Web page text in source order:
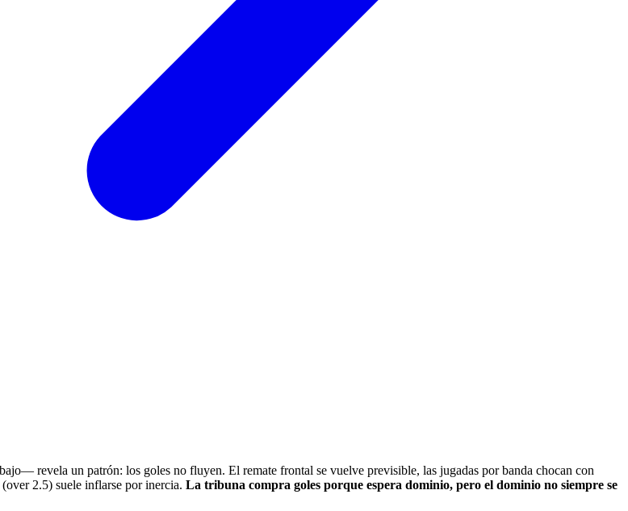
revela un patrón: los goles no fluyen. El remate frontal se vuelve previsible, las jugadas por banda chocan con
2.5) suele inflarse por inercia. La tribuna compra goles porque espera dominio, pero el dominio no siempre se